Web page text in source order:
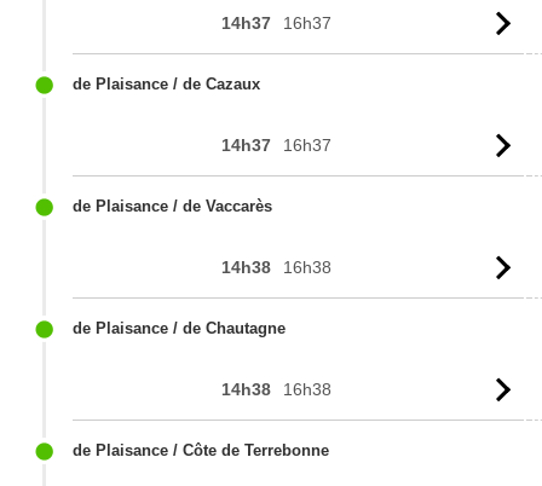
14h37 16h37
de Plaisance / de Cazaux
14h37 16h37
de Plaisance / de Vaccarès
14h38 16h38
de Plaisance / de Chautagne
14h38 16h38
de Plaisance / Côte de Terrebonne